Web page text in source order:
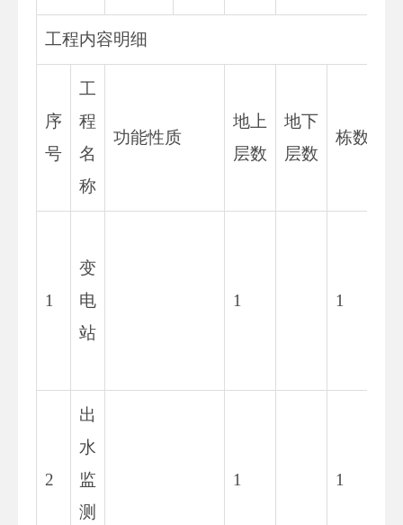
工程内容明细
序
号
工
程
名
称
功能性质
地上
层数
地下
层数
栋数
1
变
电
站
1 1
2
出
水
监
测
1 1